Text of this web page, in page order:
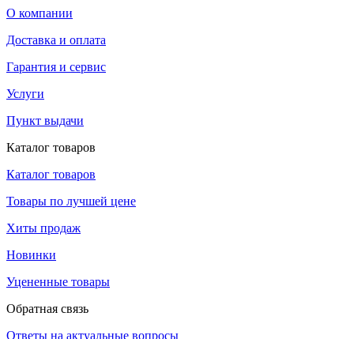
О компании
Доставка и оплата
Гарантия и сервис
Услуги
Пункт выдачи
Каталог товаров
Каталог товаров
Товары по лучшей цене
Хиты продаж
Новинки
Уцененные товары
Обратная связь
Ответы на актуальные вопросы